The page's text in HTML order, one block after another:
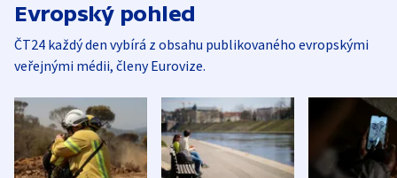
Evropský pohled
ČT24 každý den vybírá z obsahu publikovaného evropskými
veřejnými médii, členy Eurovize.